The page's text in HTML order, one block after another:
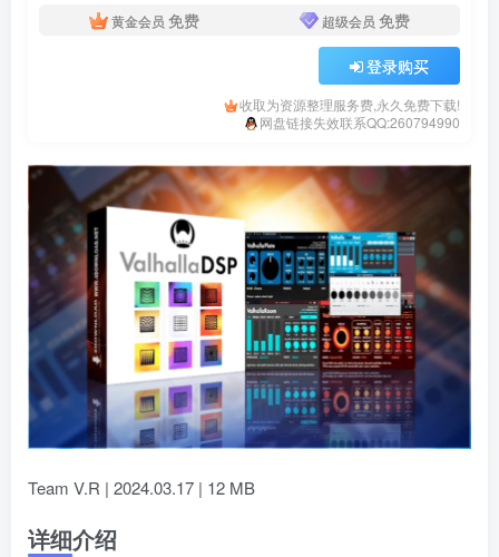
黄金会员 免费 超级会员 免费
登录购买
收取为资源整理服务费,永久免费下载!
网盘链接失效联系QQ:260794990
Team V.R | 2024.03.17 | 12 MB
详细介绍